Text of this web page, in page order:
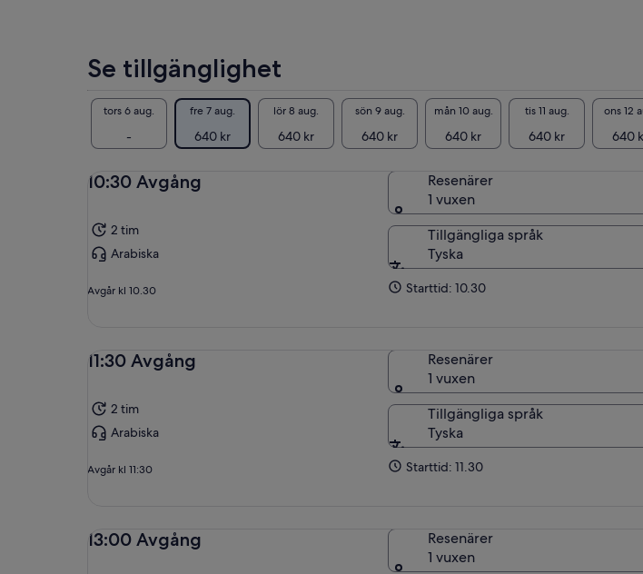
Se tillgänglighet
tors 6 aug.
-
fre 7 aug.
640 kr
lör 8 aug.
640 kr
sön 9 aug.
640 kr
mån 10 aug.
640 kr
tis 11 aug.
640 kr
ons 12
640
10:30 Avgång
2 tim
Arabiska
Avgår kl 10.30
Resenärer
1 vuxen
Tillgängliga språk
Tyska
Starttid: 10.30
11:30 Avgång
2 tim
Arabiska
Avgår kl 11:30
Resenärer
1 vuxen
Tillgängliga språk
Tyska
Starttid: 11.30
13:00 Avgång
Resenärer
1 vuxen